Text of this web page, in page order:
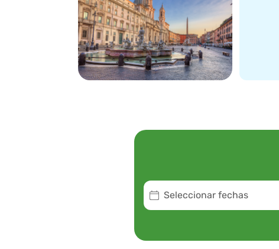
Seleccionar fechas